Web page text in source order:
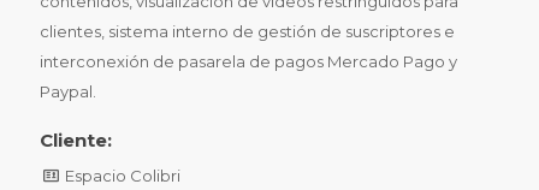
clientes, sistema interno de gestión de suscriptores e
interconexión de pasarela de pagos Mercado Pago y
Paypal.
Cliente:
Espacio Colibri